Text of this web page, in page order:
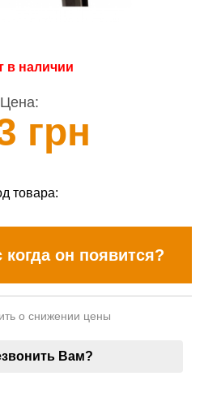
в наличии
Цена:
грн
товара:
он появится?
о снижении цены
Вам?